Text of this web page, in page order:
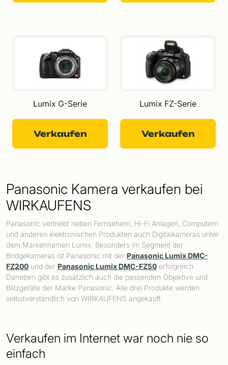
Lumix G-Serie
Verkaufen
Lumix FZ-Serie
Verkaufen
Panasonic Kamera verkaufen bei
WIRKAUFENS
Panasonic vertreibt neben Fernsehern, Hi-Fi Anlagen, Computern
und anderen elektronischen Produkten auch Digitalkameras unter
dem Markennamen Lumix. Besonders im Segment der
Bridgekameras ist Panasonic mit der Panasonic Lumix DMC-
FZ200 und der Panasonic Lumix DMC-FZ50 erfolgreich.
Daneben gibt es zusätzlich auch die passenden Objektive und
Blitzgeräte der Marke Panasonic. Alle drei Produkte werden
selbstverständlich von WIRKAUFENS angekauft.
Verkaufen im Internet war noch nie so
einfach